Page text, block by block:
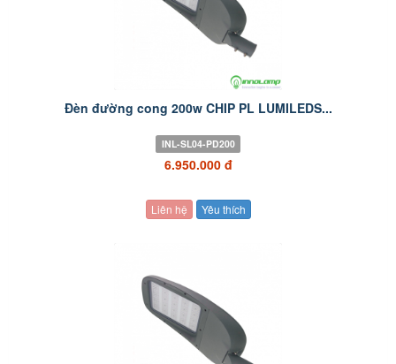
Đèn đường cong 200w CHIP PL LUMILEDS...
INL-SL04-PD200
6.950.000 đ
Liên hệ Yêu thích